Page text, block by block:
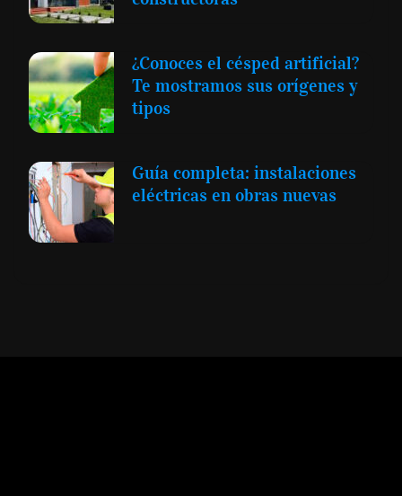
¿Conoces el césped artificial?
Te mostramos sus orígenes y
tipos
Guía completa: instalaciones
eléctricas en obras nuevas